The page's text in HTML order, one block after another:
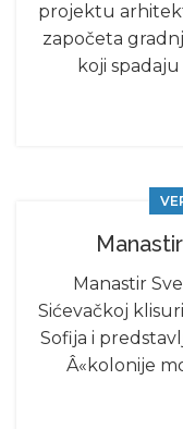
projektu
započeta
koji
Manastir
Sićevačkoj
Sofija i
Â«kolonije